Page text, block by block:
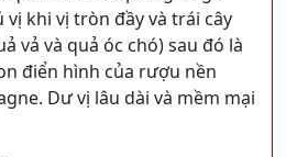
khi vị tròn đầy và trái cây
vả và quả óc chó) sau đó là
điển hình của rượu nền
Dư vị lâu dài và mềm mại